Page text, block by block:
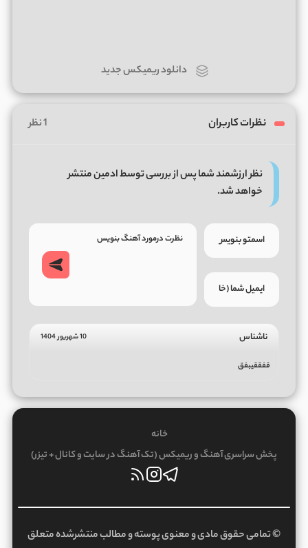
دانلود ریمیکس جدید
نظرات کاربران 1 نظر
نظر ارزشمند شما پس از بررسی توسط ادمین منتشر
خواهد شد.
ناشناس 10 شهریور 1404
قفققیبفق
خانه
پخش سراسری آهنگ و ریمیکس (تک آهنگ در سایت و کانال + تیزر)
© تمامی حقوق مادی و معنوی پوسته و مطالب منتشرشده متعلق